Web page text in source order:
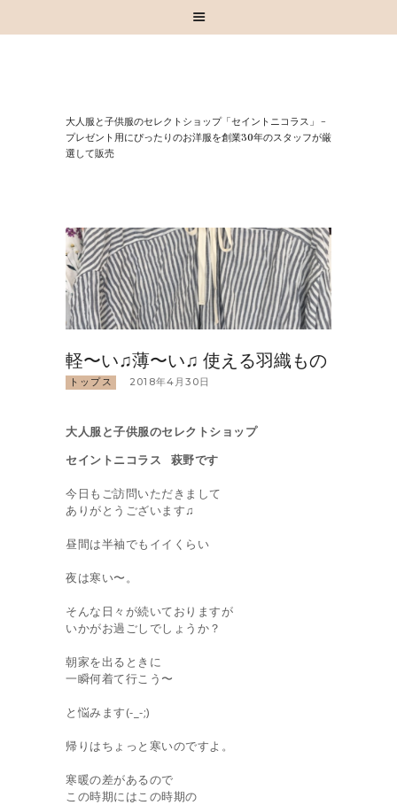
⼤⼈服と⼦供服のセレクトショップ「セイントニコラス」 –
プレゼント⽤にぴったりのお洋服を創業30年のスタッフが厳
選して販売
お知らせ
お買い物
取扱いブランド
お問い合わせ
軽〜い♫薄〜い♫ 使える羽織もの
トップス 2018年4月30日
大人服と子供服のセレクトショップ
セイントニコラス 萩野です
今日もご訪問いただきまして
ありがとうございます♫
昼間は半袖でもイイくらい
夜は寒い〜。
そんな日々が続いておりますが
いかがお過ごしでしょうか？
朝家を出るときに
一瞬何着て行こう〜
と悩みます(-_-;)
帰りはちょっと寒いのですよ。
寒暖の差があるので
この時期にはこの時期の